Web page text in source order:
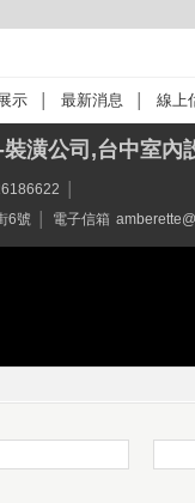
示 最新消息 線上
潢公司,台中室
6號 電子信箱